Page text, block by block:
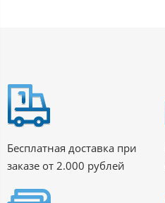
Бесплатная доставка при
заказе от 2.000 рублей